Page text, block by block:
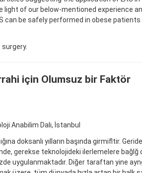
of our below-mentioned experience
can be safely performed in obese patients
için Olumsuz bir Faktör
Anabilim Dalı, İstanbul
doksanlı yılların başında girmifltir.
gerekse teknolojideki ilerlemelere bağlğ
uygulanmaktadır. Diğer taraftan yine